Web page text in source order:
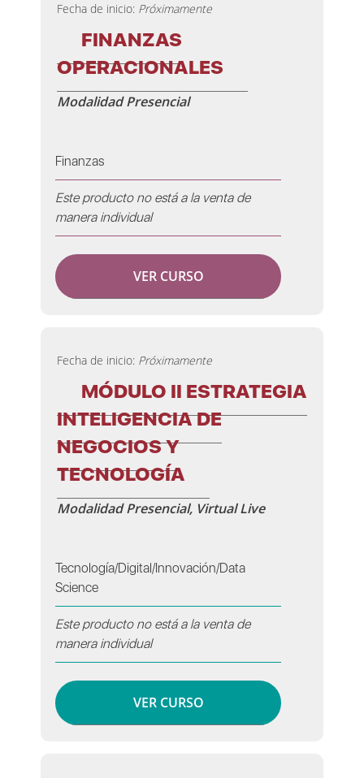
Fecha de inicio: Próximamente
FINANZAS
OPERACIONALES
Modalidad Presencial
Finanzas
Este producto no está a la venta de
manera individual
VER CURSO
Fecha de inicio: Próximamente
MÓDULO II ESTRATEGIA
INTELIGENCIA DE
NEGOCIOS Y
TECNOLOGÍA
Modalidad Presencial, Virtual Live
Tecnología/Digital/Innovación/Data
Science
Este producto no está a la venta de
manera individual
VER CURSO